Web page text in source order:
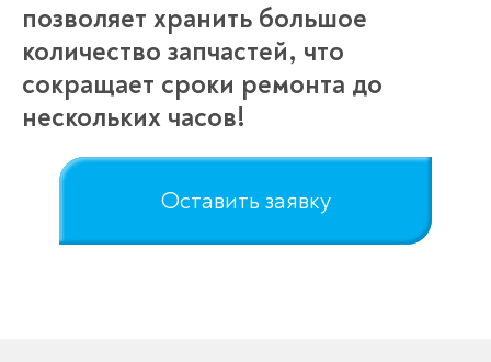
позволяет хранить большое
количество запчастей, что
сокращает сроки ремонта до
нескольких часов!
Оставить заявку